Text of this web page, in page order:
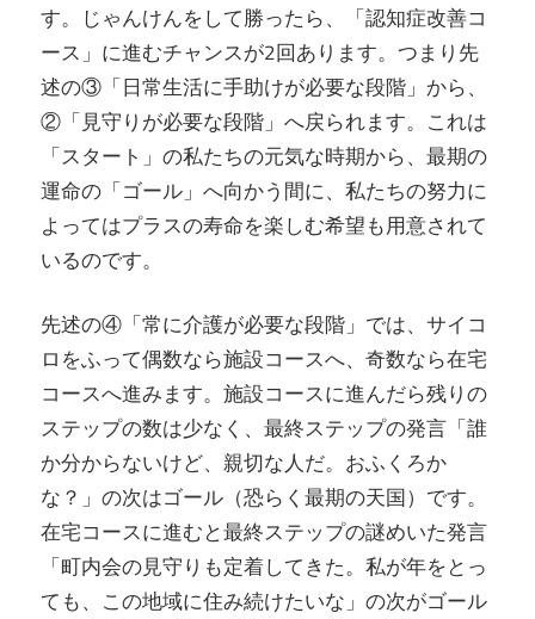
す。じゃんけんをして勝ったら、「認知症改善コ
ース」に進むチャンスが2回あります。つまり先
述の③「日常生活に手助けが必要な段階」から、
②「見守りが必要な段階」へ戻られます。これは
「スタート」の私たちの元気な時期から、最期の
運命の「ゴール」へ向かう間に、私たちの努力に
よってはプラスの寿命を楽しむ希望も用意されて
いるのです。
先述の④「常に介護が必要な段階」では、サイコ
ロをふって偶数なら施設コースへ、奇数なら在宅
コースへ進みます。施設コースに進んだら残りの
ステップの数は少なく、最終ステップの発言「誰
か分からないけど、親切な人だ。おふくろか
な？」の次はゴール（恐らく最期の天国）です。
在宅コースに進むと最終ステップの謎めいた発言
「町内会の見守りも定着してきた。私が年をとっ
ても、この地域に住み続けたいな」の次がゴール